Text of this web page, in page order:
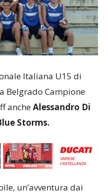
Italiana U15 di
Belgrado Campione
ancheAlessandro Di
Storms.
un’avventura dai